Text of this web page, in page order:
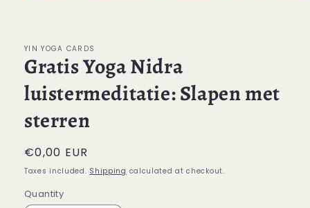
YIN YOGA CARDS
Gratis Yoga Nidra
luistermeditatie: Slapen met
sterren
Regular
price
€0,00 EUR
Taxes included. Shipping calculated at checkout.
Quantity
Quantity